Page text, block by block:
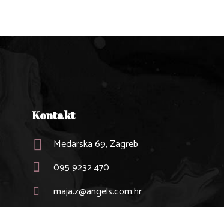
Kontakt
Medarska 69, Zagreb
095 9232 470
maja.z@angels.com.hr